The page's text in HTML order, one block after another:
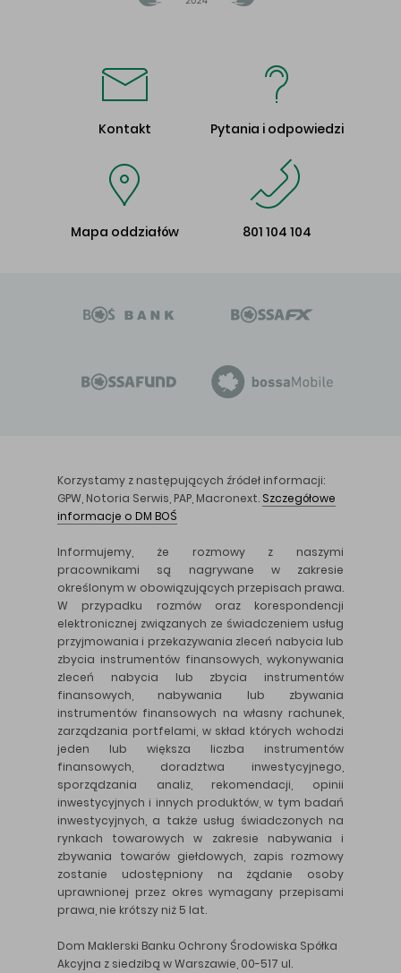
Kontakt Pytania i odpowiedzi
Mapa oddziałów 801 104 104
Korzystamy z następujących źródeł informacji:
GPW, Notoria Serwis, PAP, Macronext. Szczegółowe
informacje o DM BOŚ
Informujemy, że rozmowy z naszymi
pracownikami są nagrywane w zakresie
określonym w obowiązujących przepisach prawa.
W przypadku rozmów oraz korespondencji
elektronicznej związanych ze świadczeniem usług
przyjmowania i przekazywania zleceń nabycia lub
zbycia instrumentów finansowych, wykonywania
zleceń nabycia lub zbycia instrumentów
finansowych, nabywania lub zbywania
instrumentów finansowych na własny rachunek,
zarządzania portfelami, w skład których wchodzi
jeden lub większa liczba instrumentów
finansowych, doradztwa inwestycyjnego,
sporządzania analiz, rekomendacji, opinii
inwestycyjnych i innych produktów, w tym badań
inwestycyjnych, a także usług świadczonych na
rynkach towarowych w zakresie nabywania i
zbywania towarów giełdowych, zapis rozmowy
zostanie udostępniony na żądanie osoby
uprawnionej przez okres wymagany przepisami
prawa, nie krótszy niż 5 lat.
Dom Maklerski Banku Ochrony Środowiska Spółka
Akcyjna z siedzibą w Warszawie, 00-517 ul.